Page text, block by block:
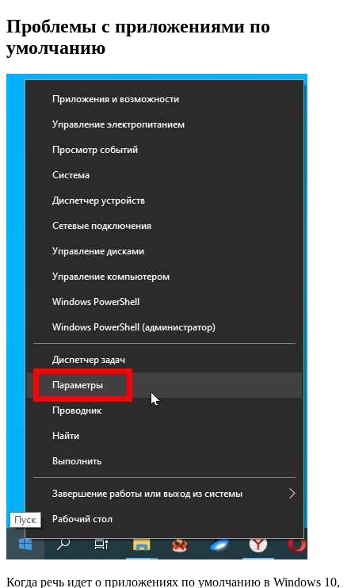
Проблемы с приложениями по
умолчанию
Когда речь идет о приложениях по умолчанию в Windows 10,